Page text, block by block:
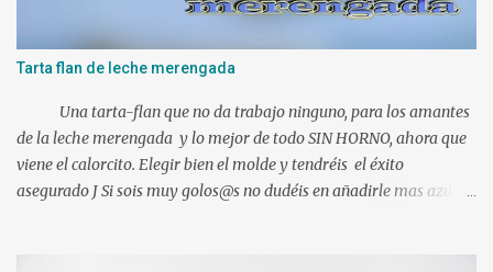
Tarta flan de leche merengada
Una tarta-flan que no da trabajo ninguno, para los amantes
de la leche merengada y lo mejor de todo SIN HORNO, ahora que
viene el calorcito. Elegir bien el molde y tendréis el éxito
asegurado J Si sois muy golos@s no dudéis en añadirle mas azúcar.